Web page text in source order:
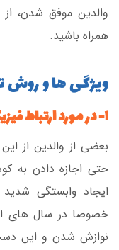
والدین موفق شدن،
همراه باشید.
ویژگی ها و روش
۱- در مورد ارتباط فیزیک آگاه و محتاط هستند:
بعضی از والدین از
حتی اجازه دادن به
ایجاد وابستگی شدید
خصوصا در سال های
نوازش شدن و این